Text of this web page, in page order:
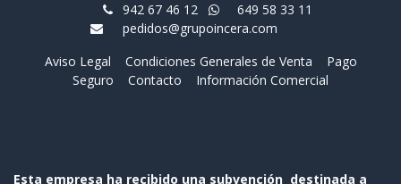
942 67 46 12
649 58 33 11
pedidos@grupoincera.com
Aviso Legal
Condiciones Generales de Venta
Pago
Seguro
Contacto Información Comercial
Esta empresa ha recibido una subvención destinada a